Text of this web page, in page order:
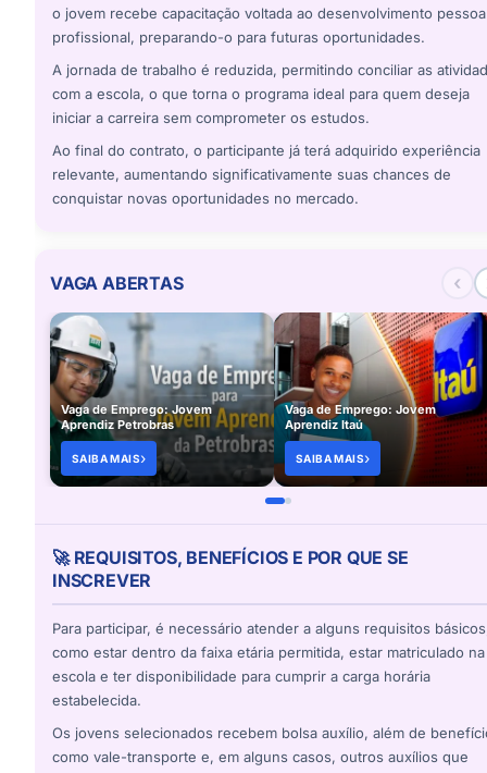
o jovem recebe capacitação voltada ao desenvolvimento
profissional, preparando-o para futuras oportunidades.
A jornada de trabalho é reduzida, permitindo conciliar as
com a escola, o que torna o programa ideal para quem deseja
iniciar a carreira sem comprometer os estudos.
Ao final do contrato, o participante já terá adquirido experiência
relevante, aumentando significativamente suas chances de
conquistar novas oportunidades no mercado.
VAGA ABERTAS ‹
Vaga de Emprego: Jovem
Aprendiz Petrobras
SAIBA MAIS
Vaga de Emprego: Jovem
Aprendiz Itaú
SAIBA MAIS
🚀 REQUISITOS, BENEFÍCIOS E POR QUE SE
INSCREVER
Para participar, é necessário atender a alguns requisitos
como estar dentro da faixa etária permitida, estar matriculado na
escola e ter disponibilidade para cumprir a carga horária
estabelecida.
Os jovens selecionados recebem bolsa auxílio, além de
como vale-transporte e, em alguns casos, outros auxílios que